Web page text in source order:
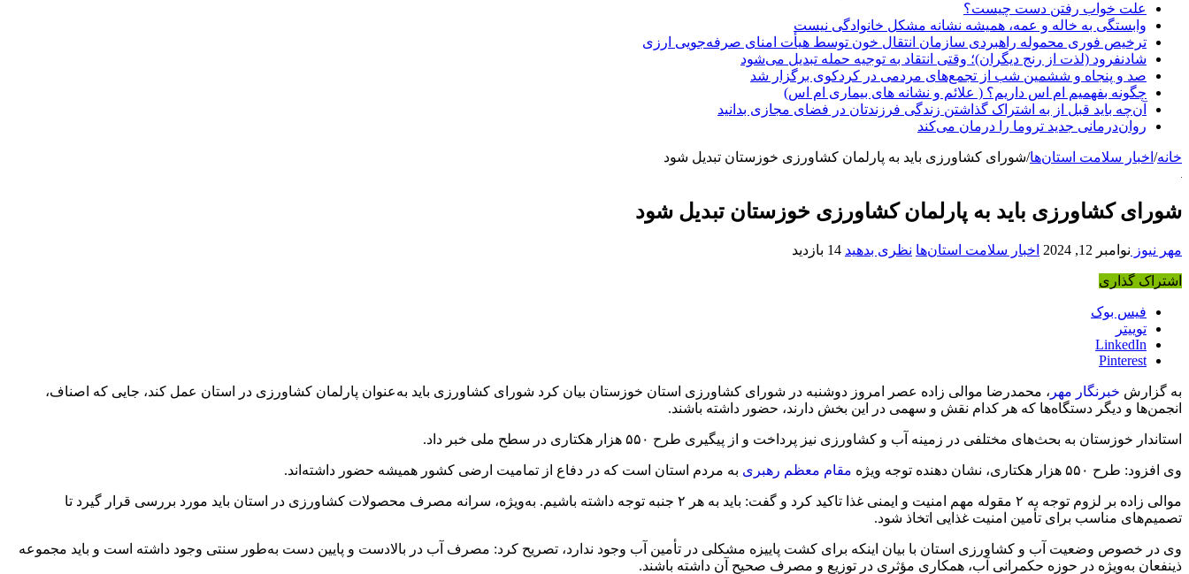
علت خواب رفتن دست چیست؟
وابستگی به خاله و عمه، همیشه نشانه مشکل خانوادگی نیست
ترخیص فوری محموله راهبردی سازمان انتقال خون توسط هیأت امنای صرفه‌جویی ارزی
شادنفرود (لذت از رنج دیگران)؛ وقتی انتقاد به توجیه حمله تبدیل می‌شود
صد و پنجاه‌ و ششمین شب از تجمع‌های مردمی در کردکوی برگزار شد
چگونه بفهمیم ام اس داریم؟ ( علائم و نشانه های بیماری ام اس)
آن‌چه باید قبل از به اشتراک گذاشتن زندگی فرزندتان در فضای مجازی بدانید
روان‌درمانی جدید تروما را درمان می‌کند
خانه/ اخبار سلامت استان‌ها/شورای کشاورزی باید به پارلمان کشاورزی خوزستان تبدیل شود
شورای کشاورزی باید به پارلمان کشاورزی خوزستان تبدیل شود
مهر نیوز نوامبر 12, 2024 اخبار سلامت استان‌ها نظری بدهید 14 بازدید
اشتراک گذاری
فیس بوک
توییتر
LinkedIn
Pinterest
به گزارش خبرنگار مهر ، محمدرضا موالی زاده عصر امروز دوشنبه در شورای کشاورزی استان خوزستان بیان کرد شورای کشاورزی باید به‌عنوان پارلمان کشاورزی در استان عمل کند، جایی که اصناف،
انجمن‌ها و دیگر دستگاه‌ها که هر کدام نقش و سهمی در این بخش دارند، حضور داشته باشند.
استاندار خوزستان به بحث‌های مختلفی در زمینه آب و کشاورزی نیز پرداخت و از پیگیری طرح ۵۵۰ هزار هکتاری در سطح ملی خبر داد.
وی افزود: طرح ۵۵۰ هزار هکتاری، نشان دهنده توجه ویژه مقام معظم رهبری به مردم استان است که در دفاع از تمامیت ارضی کشور همیشه حضور داشته‌اند.
موالی زاده بر لزوم توجه به ۲ مقوله مهم امنیت و ایمنی غذا تاکید کرد و گفت: باید به هر ۲ جنبه توجه داشته باشیم. به‌ویژه، سرانه مصرف محصولات کشاورزی در استان باید مورد بررسی قرار گیرد تا
تصمیم‌های مناسب برای تأمین امنیت غذایی اتخاذ شود.
وی در خصوص وضعیت آب و کشاورزی استان با بیان اینکه برای کشت پاییزه مشکلی در تأمین آب وجود ندارد، تصریح کرد: مصرف آب در بالادست و پایین دست به‌طور سنتی وجود داشته است و باید مجموعه
ذینفعان به‌ویژه در حوزه حکمرانی آب، همکاری مؤثری در توزیع و مصرف صحیح آن داشته باشند.